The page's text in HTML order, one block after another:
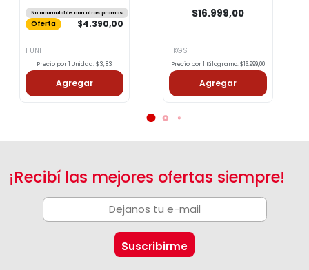
No acumulable con otras promos
Oferta $4.390,00
1 UNI
Precio por 1 Unidad: $3,83
Agregar
$16.999,00
1 KGS
Precio por 1 Kilogramo: $16.999,00
Agregar
¡Recibí las mejores ofertas siempre!